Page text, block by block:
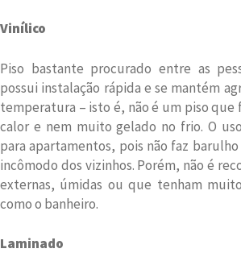
Vinílico
Piso bastante procurado entre as
possui instalação rápida e se mantém
temperatura – isto é, não é um piso
calor e nem muito gelado no frio. O
para apartamentos, pois não faz
incômodo dos vizinhos. Porém, não é
externas, úmidas ou que tenham
como o banheiro.
Laminado